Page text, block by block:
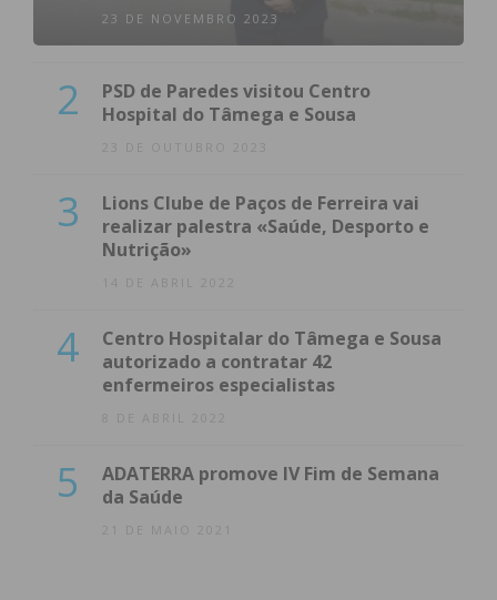
23 DE NOVEMBRO 2023
2
PSD de Paredes visitou Centro
Hospital do Tâmega e Sousa
23 DE OUTUBRO 2023
3
Lions Clube de Paços de Ferreira vai
realizar palestra «Saúde, Desporto e
Nutrição»
14 DE ABRIL 2022
4
Centro Hospitalar do Tâmega e Sousa
autorizado a contratar 42
enfermeiros especialistas
8 DE ABRIL 2022
5
ADATERRA promove IV Fim de Semana
da Saúde
21 DE MAIO 2021